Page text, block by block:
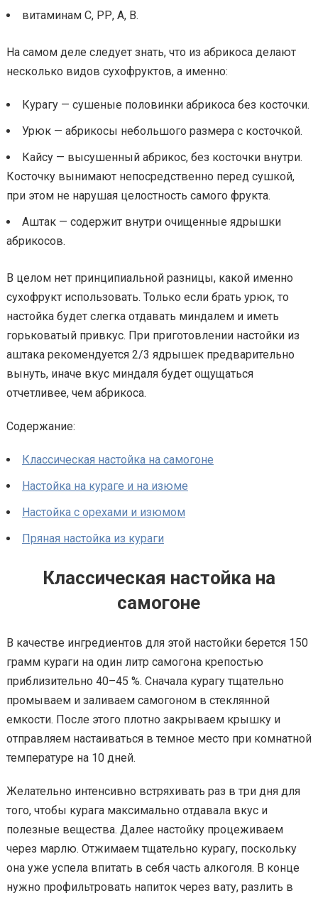
витаминам С, РР, А, В.
На самом деле следует знать, что из абрикоса делают
несколько видов сухофруктов, а именно:
Курагу — сушеные половинки абрикоса без косточки.
Урюк — абрикосы небольшого размера с косточкой.
Кайсу — высушенный абрикос, без косточки внутри.
Косточку вынимают непосредственно перед сушкой,
при этом не нарушая целостность самого фрукта.
Аштак — содержит внутри очищенные ядрышки
абрикосов.
В целом нет принципиальной разницы, какой именно
сухофрукт использовать. Только если брать урюк, то
настойка будет слегка отдавать миндалем и иметь
горьковатый привкус. При приготовлении настойки из
аштака рекомендуется 2/3 ядрышек предварительно
вынуть, иначе вкус миндаля будет ощущаться
отчетливее, чем абрикоса.
Содержание:
Классическая настойка на самогоне
Настойка на кураге и на изюме
Настойка с орехами и изюмом
Пряная настойка из кураги
Классическая настойка на
самогоне
В качестве ингредиентов для этой настойки берется 150
грамм кураги на один литр самогона крепостью
приблизительно 40–45 %. Сначала курагу тщательно
промываем и заливаем самогоном в стеклянной
емкости. После этого плотно закрываем крышку и
отправляем настаиваться в темное место при комнатной
температуре на 10 дней.
Желательно интенсивно встряхивать раз в три дня для
того, чтобы курага максимально отдавала вкус и
полезные вещества. Далее настойку процеживаем
через марлю. Отжимаем тщательно курагу, поскольку
она уже успела впитать в себя часть алкоголя. В конце
нужно профильтровать напиток через вату, разлить в